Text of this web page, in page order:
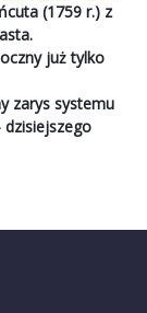
(1759 r.) z
już tylko
zarys systemu